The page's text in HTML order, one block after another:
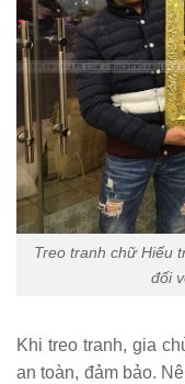
Treo tranh chữ Hiếu
đối
Khi treo tranh, gia
an toàn, đảm bảo.